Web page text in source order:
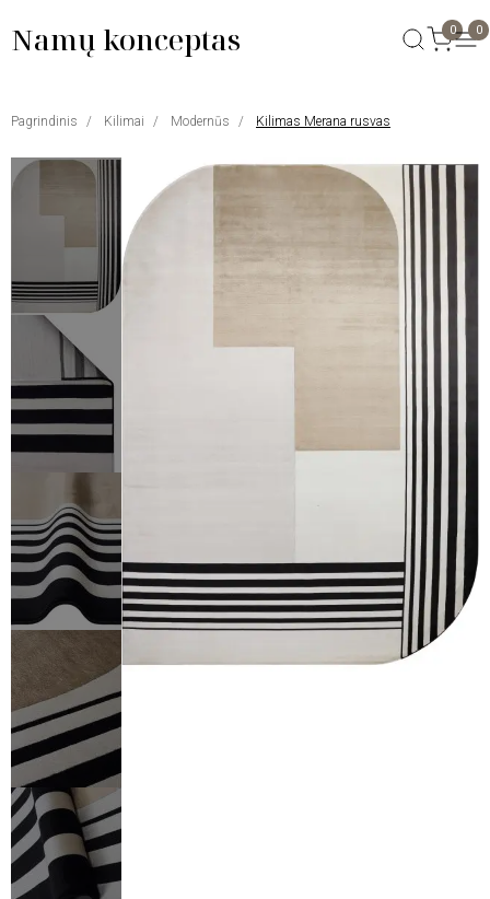
Namų konceptas 0 0
Pagrindinis Kilimai Modernūs Kilimas Merana rusvas